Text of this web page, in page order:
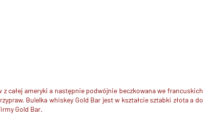
całej ameryki a następnie podwójnie beczkowana we francuskich
Bulelka whiskey Gold Bar jest w kształcie sztabki złota a do
Gold Bar.